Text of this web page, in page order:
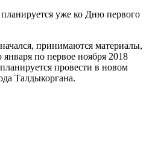
уже ко Дню первого
принимаются материалы,
по первое ноября 2018
провести в новом
Талдыкоргана.